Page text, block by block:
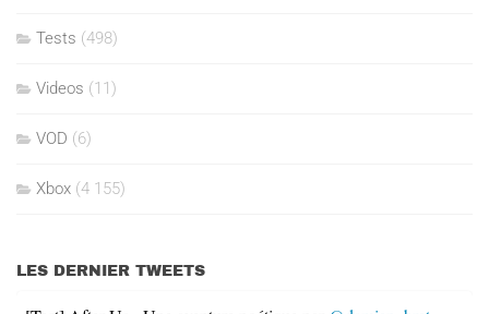
Tests (498)
Videos (11)
VOD (6)
Xbox (4 155)
LES DERNIER TWEETS